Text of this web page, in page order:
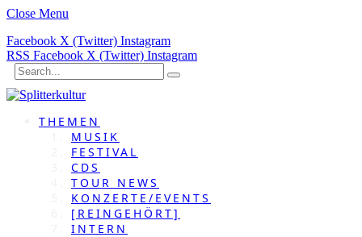
Close Menu
Facebook X (Twitter) Instagram
RSS Facebook X (Twitter) Instagram
THEMEN
MUSIK
FESTIVAL
CDS
TOUR NEWS
KONZERTE/EVENTS
[REINGEHÖRT]
INTERN